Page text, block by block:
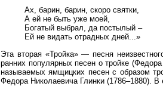
Ах, барин, барин, скоро святки,
А ей не быть уже моей,
Богатый выбрал, да постылый –
Ей не видать отрадных дней...»
Эта вторая «Тройка» — песня
ранних популярных песен о тройке
называемых ямщицких песен с образом
Федора Николаевича Глинки (1786–1880). В